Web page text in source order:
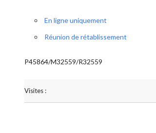
En ligne uniquement
Réunion de rétablissement
P45864/M32559/R32559
Visites :